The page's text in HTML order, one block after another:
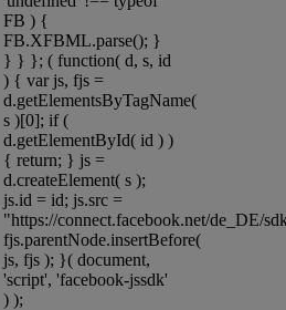
FB ) {
FB.XFBML.parse(); }
} } }; ( function( d, s, id
) { var js, fjs =
d.getElementsByTagName(
s )[0]; if (
d.getElementById( id ) )
{ return; } js =
d.createElement( s );
js.id = id; js.src =
"https://connect.facebook.net/de_DE/
fjs.parentNode.insertBefore(
js, fjs ); }( document,
'script', 'facebook-jssdk'
) );